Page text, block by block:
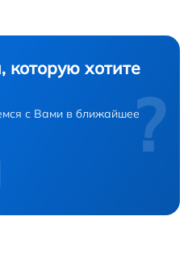
которую хотите
с Вами в ближайшее?